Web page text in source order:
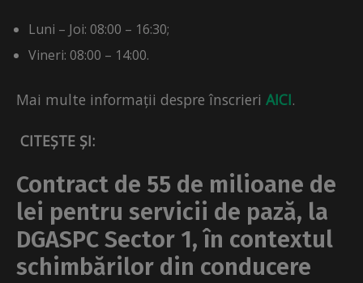
Luni – Joi: 08:00 – 16:30;
Vineri: 08:00 – 14:00.
Mai multe informații despre înscrieri AICI.
CITEȘTE ȘI:
Contract de 55 de milioane de
lei pentru servicii de pază, la
DGASPC Sector 1, în contextul
schimbărilor din conducere